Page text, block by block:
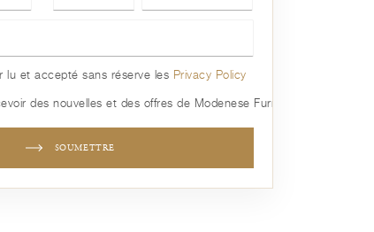
lu et accepté sans réserve les Privacy Policy
des nouvelles et des offres de Modenese Furniture
SOUMETTRE